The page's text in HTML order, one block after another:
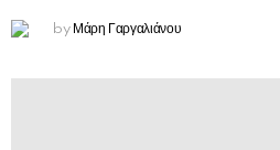
by Μάρη Γαργαλιάνου